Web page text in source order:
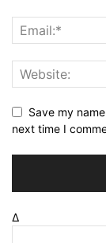
Save my
next time I
Δ